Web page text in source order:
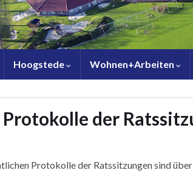
Hoogstede Wohnen+Arbeiten
Protokolle der
Protokolle der Ratssitzungen sind